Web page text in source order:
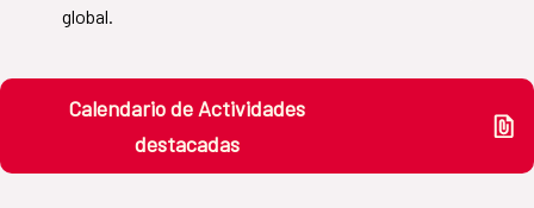
global.
Calendario de Actividades
destacadas